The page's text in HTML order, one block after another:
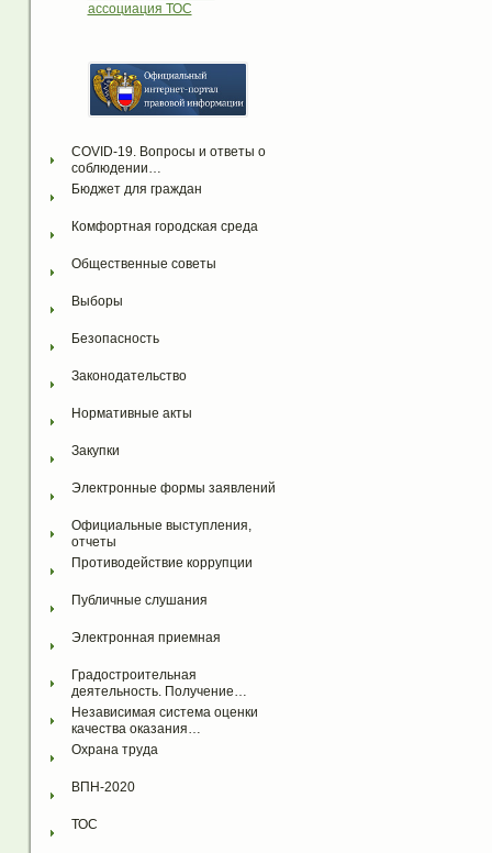
ассоциация ТОС
COVID-19. Вопросы и ответы о
соблюдении…
Бюджет для граждан
Комфортная городская среда
Общественные советы
Выборы
Безопасность
Законодательство
Нормативные акты
Закупки
Электронные формы заявлений
Официальные выступления,
отчеты
Противодействие коррупции
Публичные слушания
Электронная приемная
Градостроительная
деятельность. Получение…
Независимая система оценки
качества оказания…
Охрана труда
ВПН-2020
ТОС